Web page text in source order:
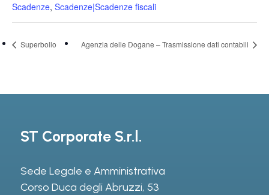
Scadenze, Scadenze|Scadenze fiscali
Superbollo Agenzia delle Dogane – Trasmissione dati contabili
ST Corporate S.r.l.
Sede Legale e Amministrativa
Corso Duca degli Abruzzi, 53